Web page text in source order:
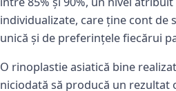
individualizate, care ține cont de
unică și de preferințele fiecărui
O rinoplastie asiatică bine
niciodată să producă un rezultat